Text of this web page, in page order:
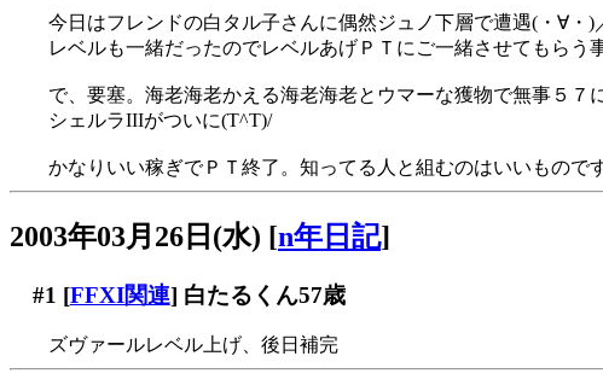
今日はフレンドの白タル子さんに偶然ジュノ下層で遭遇(・∀・)
レベルも一緒だったのでレベルあげＰＴにご一緒させてもらう
で、要塞。海老海老かえる海老海老とウマーな獲物で無事５７
シェルラIIIがついに(T^T)/
かなりいい稼ぎでＰＴ終了。知ってる人と組むのはいいものです
2003年03月26日(水) [n年日記]
#1 [FFXI関連] 白たるくん57歳
ズヴァールレベル上げ、後日補完